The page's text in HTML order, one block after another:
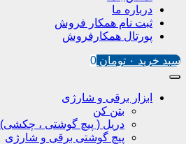
درباره ما
ثبت نام همکار فروش
پورتال همکارفروش
سبد خرید ۰ تومان 0
ابزار برقی و شارژی
بتن کن
دریل ( پیچ گوشتی ، چکشی)
پیچ گوشتی برقی و شارژی